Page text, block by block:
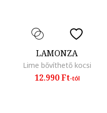
LAMONZA
Lime bővíthető kocsi
12.990 Ft-tól